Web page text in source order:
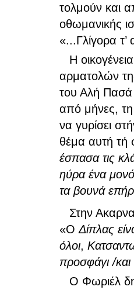
τολμούν και
οθωμανικής
«...Γλίγορα τ’
Η
αρματολών
του Αλή Πασά
από μήνες,
να γυρίσει
θέμα αυτή τή
έσπασα τις
ηύρα ένα
τα βουνά
Στην
«Ο Δίπλας
όλοι,
προσφάγι /
Ο Φωριέλ